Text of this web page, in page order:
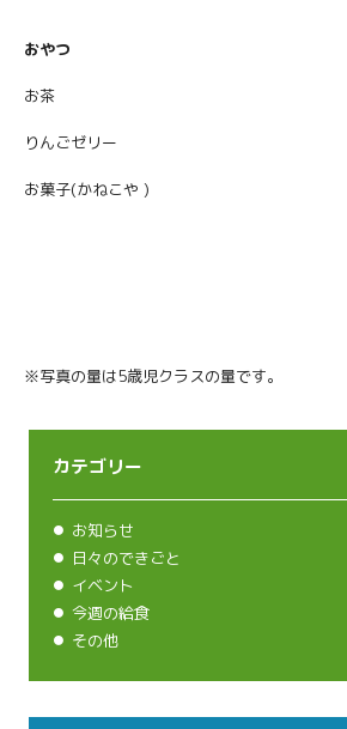
おやつ
お茶
りんごゼリー
お菓子(かねこや )
※写真の量は5歳児クラスの量です。
カテゴリー
お知らせ
日々のできごと
イベント
今週の給食
その他